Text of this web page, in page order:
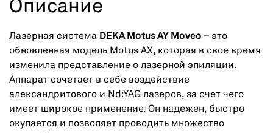
Описание
Лазерная система DEKA Motus AY Moveo – это
обновленная модель Motus АХ, которая в свое время
изменила представление о лазерной эпиляции.
Аппарат сочетает в себе воздействие
александритового и Nd:YAG лазеров, за счет чего
имеет широкое применение. Он надежен, быстро
окупается и позволяет проводить множество